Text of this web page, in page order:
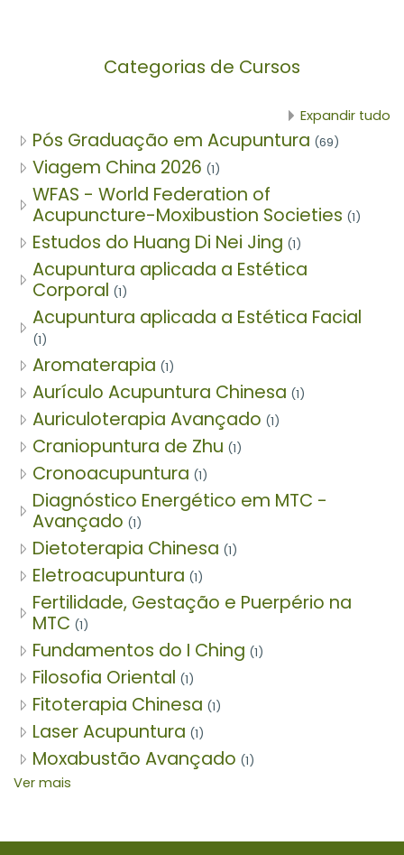
Categorias de Cursos
Expandir tudo
Pós Graduação em Acupuntura (69)
Viagem China 2026 (1)
WFAS - World Federation of
Acupuncture-Moxibustion Societies (1)
Estudos do Huang Di Nei Jing (1)
Acupuntura aplicada a Estética
Corporal (1)
Acupuntura aplicada a Estética Facial
(1)
Aromaterapia (1)
Aurículo Acupuntura Chinesa (1)
Auriculoterapia Avançado (1)
Craniopuntura de Zhu (1)
Cronoacupuntura (1)
Diagnóstico Energético em MTC -
Avançado (1)
Dietoterapia Chinesa (1)
Eletroacupuntura (1)
Fertilidade, Gestação e Puerpério na
MTC (1)
Fundamentos do I Ching (1)
Filosofia Oriental (1)
Fitoterapia Chinesa (1)
Laser Acupuntura (1)
Moxabustão Avançado (1)
Ver mais